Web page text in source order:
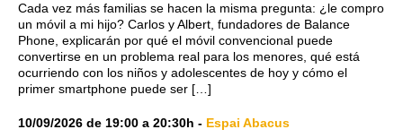
Cada vez más familias se hacen la misma pregunta: ¿le compro
un móvil a mi hijo? Carlos y Albert, fundadores de Balance
Phone, explicarán por qué el móvil convencional puede
convertirse en un problema real para los menores, qué está
ocurriendo con los niños y adolescentes de hoy y cómo el
primer smartphone puede ser […]
10/09/2026 de 19:00 a 20:30h - Espai Abacus